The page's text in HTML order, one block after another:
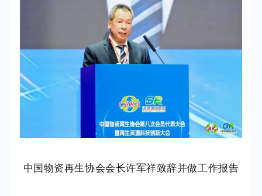
中国物资再生协会会长许军祥致辞并做工作报告